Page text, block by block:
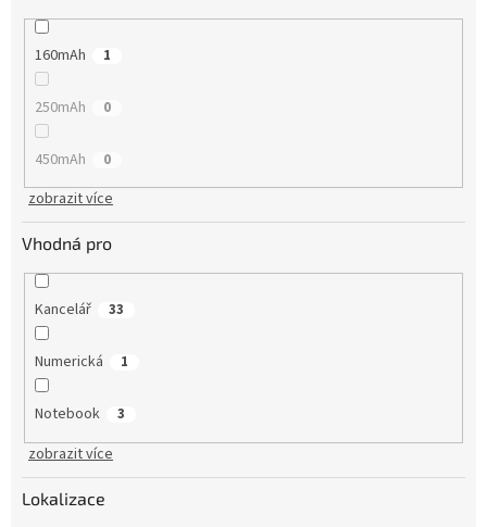
160mAh 1
250mAh 0
450mAh 0
zobrazit více
Vhodná pro
Kancelář 33
Numerická 1
Notebook 3
zobrazit více
Lokalizace